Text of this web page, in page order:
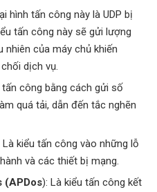
hình tấn công này là UDP bị
tấn công này sẽ gửi lượng
nhiên của máy chủ khiến
dịch vụ.
công bằng cách gửi số
quá tải, dẫn đến tắc nghẽn
Là kiểu tấn công vào những lỗ
và các thiết bị mạng.
(APDos): Là kiểu tấn công kết